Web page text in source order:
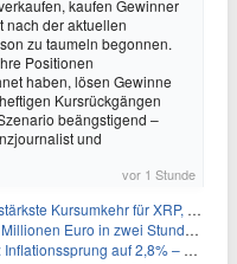
kaufen Gewinner
nach der aktuellen
zu taumeln begonnen.
Positionen
haben, lösen Gewinne
Kursrückgängen
beängstigend –
und
vor 1 Stunde
für XRP, während Polymarket skeptisch bleibt
– warum dieser Schuldentrip hochgefährlich wird
auf 2,8% – Diese Preise explodieren jetzt